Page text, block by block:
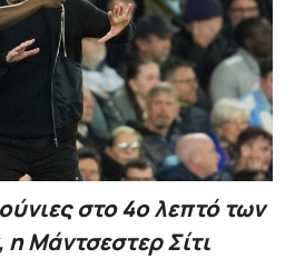
στο 4ο λεπτό των
Μάντσεστερ Σίτι